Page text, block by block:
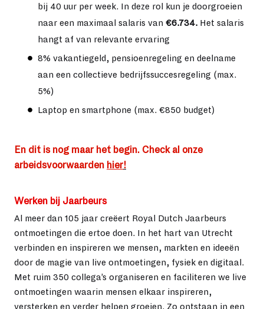
bij 40 uur per week. In deze rol kun je doorgroeien
naar een maximaal salaris van €6.734. Het salaris
hangt af van relevante ervaring
8% vakantiegeld, pensioenregeling en deelname
aan een collectieve bedrijfssuccesregeling (max.
5%)
Laptop en smartphone (max. €850 budget)
En dit is nog maar het begin. Check al onze
arbeidsvoorwaarden hier!
Werken bij Jaarbeurs
Al meer dan 105 jaar creëert Royal Dutch Jaarbeurs
ontmoetingen die ertoe doen. In het hart van Utrecht
verbinden en inspireren we mensen, markten en ideeën
door de magie van live ontmoetingen, fysiek en digitaal.
Met ruim 350 collega’s organiseren en faciliteren we live
ontmoetingen waarin mensen elkaar inspireren,
versterken en verder helpen groeien. Zo ontstaan in een